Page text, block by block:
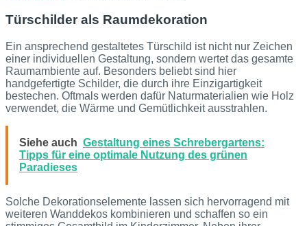
Türschilder als Raumdekoration
Ein ansprechend gestaltetes Türschild ist nicht nur Zeichen
einer individuellen Gestaltung, sondern wertet das gesamte
Raumambiente auf. Besonders beliebt sind hier
handgefertigte Schilder, die durch ihre Einzigartigkeit
bestechen. Oftmals werden dafür Naturmaterialien wie Holz
verwendet, die Wärme und Gemütlichkeit ausstrahlen.
Siehe auch Gestaltung eines Schrebergartens:
Tipps für eine optimale Nutzung des grünen
Paradieses
Solche Dekorationselemente lassen sich hervorragend mit
weiteren Wanddekos kombinieren und schaffen so ein